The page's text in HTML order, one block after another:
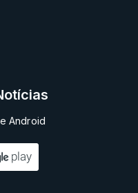
Android